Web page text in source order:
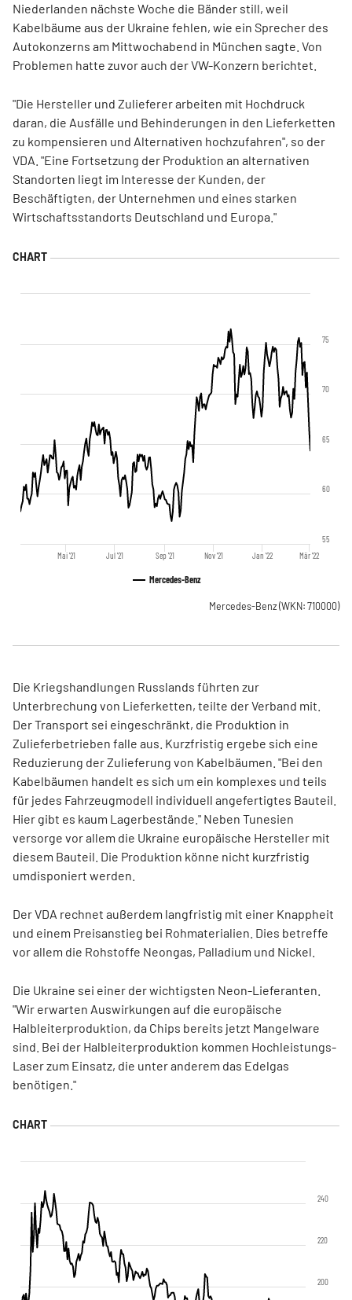
Niederlanden nächste Woche die Bänder still, weil
Kabelbäume aus der Ukraine fehlen, wie ein Sprecher des
Autokonzerns am Mittwochabend in München sagte. Von
Problemen hatte zuvor auch der VW-Konzern berichtet.
"Die Hersteller und Zulieferer arbeiten mit Hochdruck
daran, die Ausfälle und Behinderungen in den Lieferketten
zu kompensieren und Alternativen hochzufahren", so der
VDA. "Eine Fortsetzung der Produktion an alternativen
Standorten liegt im Interesse der Kunden, der
Beschäftigten, der Unternehmen und eines starken
Wirtschaftsstandorts Deutschland und Europa."
Mercedes-Benz
Mai '21 Jul '21 Sep '21 Nov '21 Jan '22 Mär '22
55
60
65
70
75
Mercedes-Benz (WKN: 710000)
Die Kriegshandlungen Russlands führten zur
Unterbrechung von Lieferketten, teilte der Verband mit.
Der Transport sei eingeschränkt, die Produktion in
Zulieferbetrieben falle aus. Kurzfristig ergebe sich eine
Reduzierung der Zulieferung von Kabelbäumen. "Bei den
Kabelbäumen handelt es sich um ein komplexes und teils
für jedes Fahrzeugmodell individuell angefertigtes Bauteil.
Hier gibt es kaum Lagerbestände." Neben Tunesien
versorge vor allem die Ukraine europäische Hersteller mit
diesem Bauteil. Die Produktion könne nicht kurzfristig
umdisponiert werden.
Der VDA rechnet außerdem langfristig mit einer Knappheit
und einem Preisanstieg bei Rohmaterialien. Dies betreffe
vor allem die Rohstoffe Neongas, Palladium und Nickel.
Die Ukraine sei einer der wichtigsten Neon-Lieferanten.
"Wir erwarten Auswirkungen auf die europäische
Halbleiterproduktion, da Chips bereits jetzt Mangelware
sind. Bei der Halbleiterproduktion kommen Hochleistungs-
Laser zum Einsatz, die unter anderem das Edelgas
benötigen."
200
220
240